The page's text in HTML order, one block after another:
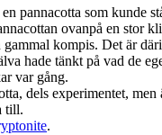
pannacotta som kunde
ovanpå en
kompis. Det är
hade tänkt på vad de
var gång.
dels experimentet,
till.
.